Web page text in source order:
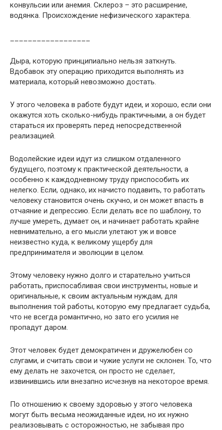
конвульсии или анемия. Склероз – это расширение,
водянка. Происхождение нефизического характера.
Дыра, которую принципиально нельзя заткнуть.
Вдобавок эту операцию приходится выполнять из
материала, который невозможно достать.
У этого человека в работе будут идеи, и хорошо, если они
окажутся хоть сколько-нибудь практичными, а он будет
стараться их проверять перед непосредственной
реализацией.
Водолейские идеи идут из слишком отдаленного
будущего, поэтому к практической деятельности, а
особенно к каждодневному труду приспособить их
нелегко. Если, однако, их начисто подавить, то работать
человеку становится очень скучно, и он может впасть в
отчаяние и депрессию. Если делать все по шаблону, то
лучше умереть, думает он, и начинает работать крайне
невнимательно, а его мысли улетают уж и вовсе
неизвестно куда, к великому ущербу для
предпринимателя и эволюции в целом.
Этому человеку нужно долго и старательно учиться
работать, приспосабливая свои инструменты, новые и
оригинальные, к своим актуальным нуждам, для
выполнения той работы, которую ему предлагает судьба,
что не всегда романтично, но зато его усилия не
пропадут даром.
Этот человек будет демократичен и дружелюбен со
слугами, и считать свои и чужие услуги не склонен. То, что
ему делать не захочется, он просто не сделает,
извинившись или внезапно исчезнув на некоторое время.
По отношению к своему здоровью у этого человека
могут быть весьма неожиданные идеи, но их нужно
реализовывать с осторожностью, не забывая про